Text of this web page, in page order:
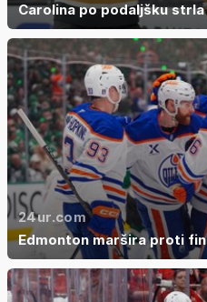
Carolina po podaljšku
24ur.com
Edmonton maršira proti